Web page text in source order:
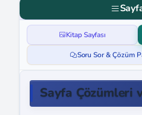
Kitap Sayfası
Soru Sor & Çözüm
Sayfa Çözümleri